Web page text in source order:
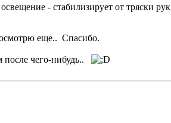
- стабилизирует от тряски рук
еще.. Спасибо.
после чего-нибудь..